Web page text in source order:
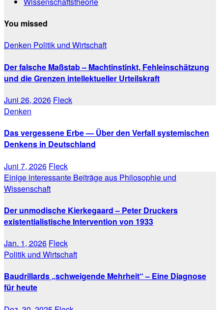
You missed
Denken Politik und Wirtschaft
Der falsche Maßstab – Machtinstinkt, Fehleinschätzung
und die Grenzen intellektueller Urteilskraft
Juni 26, 2026 Fleck
Denken
Das vergessene Erbe — Über den Verfall systemischen
Denkens in Deutschland
Juni 7, 2026 Fleck
Einige interessante Beiträge aus Philosophie und
Wissenschaft
Der unmodische Kierkegaard – Peter Druckers
existentialistische Intervention von 1933
Jan. 1, 2026 Fleck
Politik und Wirtschaft
Baudrillards „schweigende Mehrheit“ – Eine Diagnose
für heute